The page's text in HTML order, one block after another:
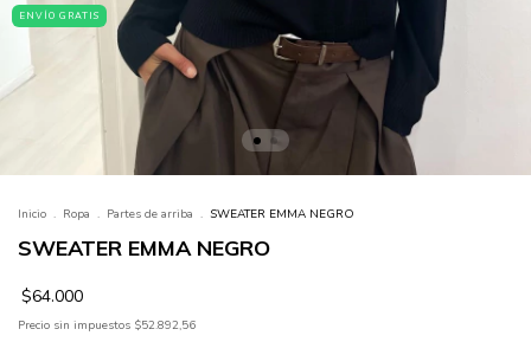
ENVÍO GRATIS
Inicio . Ropa . Partes de arriba . SWEATER EMMA NEGRO
SWEATER EMMA NEGRO
$64.000
Precio sin impuestos $52.892,56